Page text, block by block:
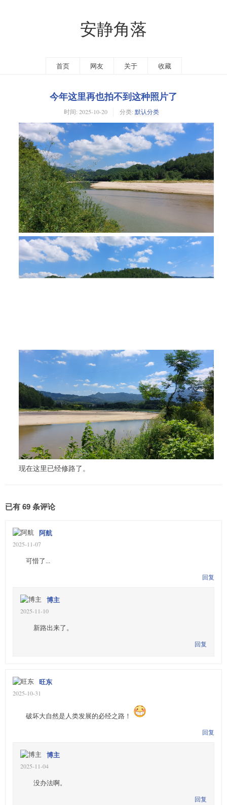
安静角落
首页 网友 关于 收藏
今年这里再也拍不到这种照片了
时间: 2025-10-20 分类: 默认分类
现在这里已经修路了。
已有 69 条评论
阿航
2025-11-07
可惜了...
回复
博主
2025-11-10
新路出来了。
回复
旺东
2025-10-31
破坏大自然是人类发展的必经之路！
回复
博主
2025-11-04
没办法啊。
回复